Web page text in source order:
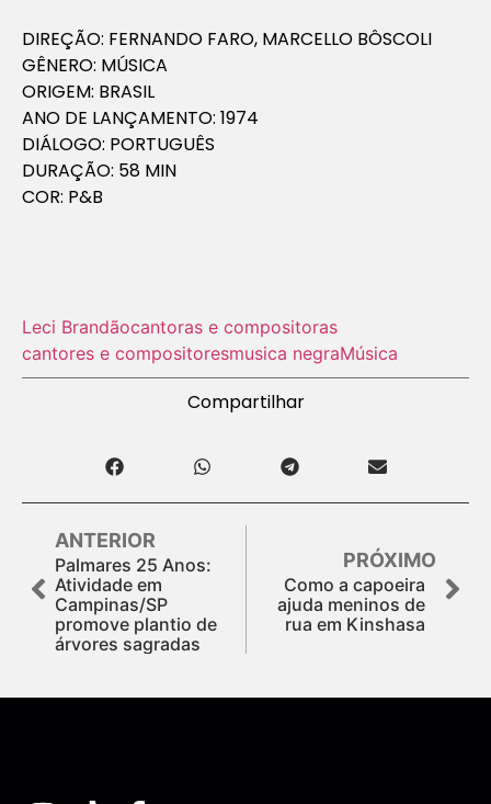
DIREÇÃO: FERNANDO FARO, MARCELLO BÔSCOLI
GÊNERO: MÚSICA
ORIGEM: BRASIL
ANO DE LANÇAMENTO: 1974
DIÁLOGO: PORTUGUÊS
DURAÇÃO: 58 MIN
COR: P&B
Leci Brandãocantoras e compositoras
cantores e compositoresmusica negraMúsica
Compartilhar
ANTERIOR
Palmares 25 Anos:
Atividade em
Campinas/SP
promove plantio de
árvores sagradas
PRÓXIMO
Como a capoeira
ajuda meninos de
rua em Kinshasa